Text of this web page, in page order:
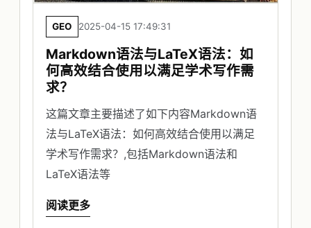
GEO 2025-04-15 17:49:31
Markdown语法与LaTeX语法：如
何高效结合使用以满足学术写作需
求？
这篇文章主要描述了如下内容Markdown语
法与LaTeX语法：如何高效结合使用以满足
学术写作需求？,包括Markdown语法和
LaTeX语法等
阅读更多